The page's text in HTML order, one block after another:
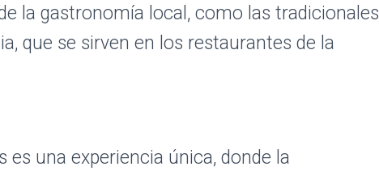
la gastronomía local, como las tradicionales
que se sirven en los restaurantes de la
es una experiencia única, donde la